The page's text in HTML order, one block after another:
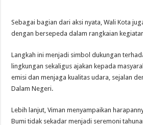
Sebagai bagian dari aksi nyata, Wali Kota
dengan bersepeda dalam rangkaian
Langkah ini menjadi simbol dukungan
lingkungan sekaligus ajakan kepada
emisi dan menjaga kualitas udara, sejalan
Dalam Negeri.
Lebih lanjut, Viman menyampaikan
Bumi tidak sekadar menjadi seremoni